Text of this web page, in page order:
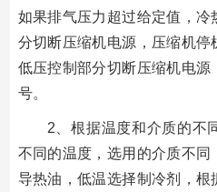
如果排气压力超过给定值，冷
分切断压缩机电源，压缩机停
低压控制部分切断压缩机电
号。
2、根据温度和介质的不
不同的温度，选用的介质不同
导热油，低温选择制冷剂，根